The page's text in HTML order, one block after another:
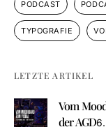
PODCAST
TYPOGRAFIE
LETZTE ARTIKEL
Vom
der AGD